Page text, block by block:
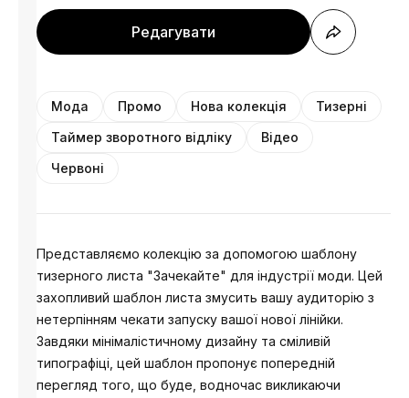
Редагувати
Мода Промо Нова колекція
Тизернi
Таймер зворотного відліку
Відео
Червоні
Представляємо колекцію за допомогою шаблону
тизерного листа "Зачекайте" для індустрії моди. Цей
захопливий шаблон листа змусить вашу аудиторію з
нетерпінням чекати запуску вашої нової лінійки.
Завдяки мінімалістичному дизайну та сміливій
типографіці, цей шаблон пропонує попередній
перегляд того, що буде, водночас викликаючи